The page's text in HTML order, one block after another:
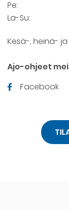
Pe:
La-Su:
Kesä-, heinä-
Ajo-ohjeet
Facebook